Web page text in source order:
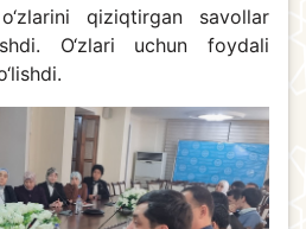
qiziqtirgan savollar
O‘zlari uchun foydali